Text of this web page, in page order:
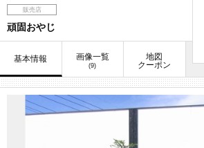
販売店
頑固おやじ
基本情報 画像一覧
(9)
地図
クーポン